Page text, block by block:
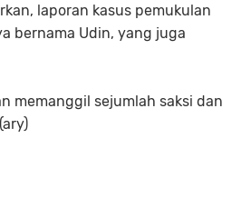
laporan kasus pemukulan
bernama Udin, yang juga
memanggil sejumlah saksi dan